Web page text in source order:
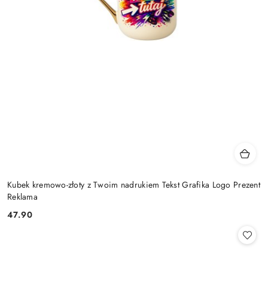
Kubek kremowo-złoty z Twoim nadrukiem Tekst Grafika Logo Prezent
Reklama
Cena:
47.90